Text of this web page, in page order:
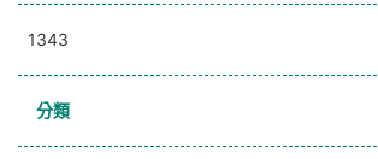
1343
分類